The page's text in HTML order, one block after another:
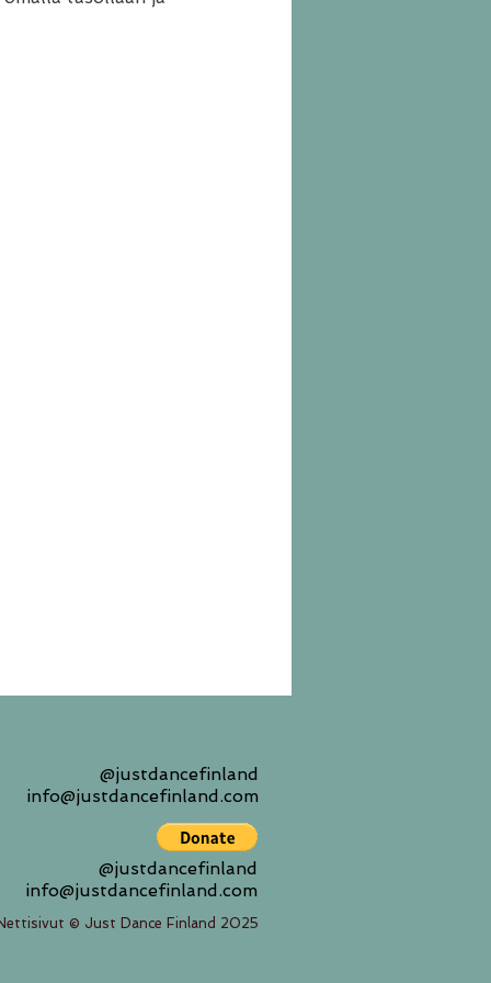
@justdancefinland
info@justdancefinland.com
@justdancefinland
info@justdancefinland.com
© Just Dance Finland 2025